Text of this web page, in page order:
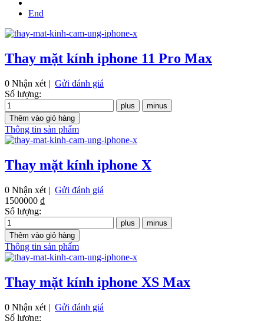
End
Thay mặt kính iphone 11 Pro Max
0 Nhận xét | Gửi đánh giá
Số lượng:
Thông tin sản phẩm
Thay mặt kính iphone X
0 Nhận xét | Gửi đánh giá
1500000 ₫
Số lượng:
Thông tin sản phẩm
Thay mặt kính iphone XS Max
0 Nhận xét | Gửi đánh giá
Số lượng: